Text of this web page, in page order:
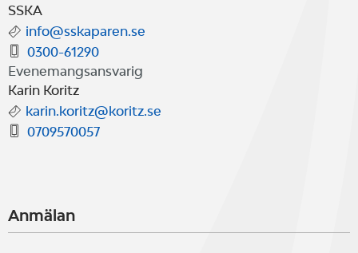
SSKA
info@sskaparen.se
0300-61290
Evenemangsansvarig
Karin Koritz
karin.koritz@koritz.se
0709570057
Anmälan